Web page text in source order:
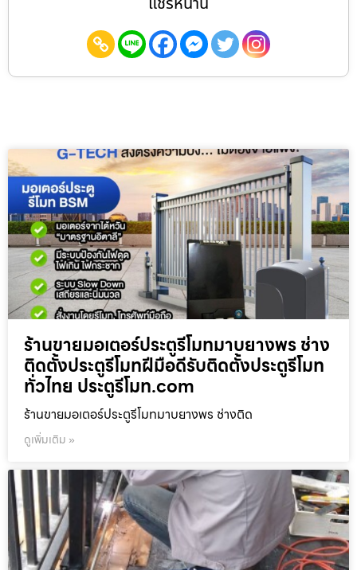
ร้านขายมอเตอร์ประตูรีโมทมาบยางพร ช่าง
ติดตั้งประตูรีโมทฝีมือดีรับติดตั้งประตูรีโมท
ทั่วไทย ประตูรีโมท.com
ร้านขายมอเตอร์ประตูรีโมทมาบยางพร ช่างติด
ดูเพิ่มเติม »